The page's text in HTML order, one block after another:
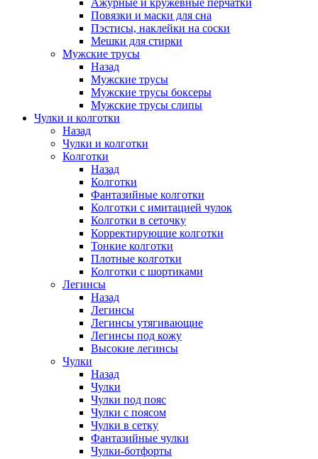
Ажурные и кружевные перчатки
Повязки и маски для сна
Пэстисы, наклейки на соски
Мешки для стирки
Мужские трусы
Назад
Мужские трусы
Мужские трусы боксеры
Мужские трусы слипы
Чулки и колготки
Назад
Чулки и колготки
Колготки
Назад
Колготки
Фантазийные колготки
Колготки с имитацией чулок
Колготки в сеточку
Корректирующие колготки
Тонкие колготки
Плотные колготки
Колготки с шортиками
Легинсы
Назад
Легинсы
Легинсы утягивающие
Легинсы под кожу
Высокие легинсы
Чулки
Назад
Чулки
Чулки под пояс
Чулки с поясом
Чулки в сетку
Фантазийные чулки
Чулки-ботфорты